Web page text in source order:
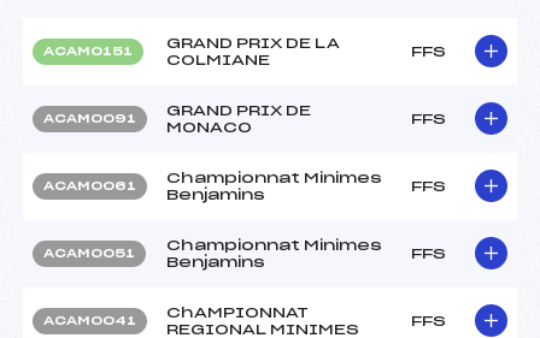
ACAM0151
GRAND PRIX DE LA
COLMIANE
FFS
ACAM0091
GRAND PRIX DE
MONACO
FFS
ACAM0061
Championnat Minimes
Benjamins
FFS
ACAM0051
Championnat Minimes
Benjamins
FFS
ACAM0041
ChAMPIONNAT
REGIONAL MINIMES
FFS